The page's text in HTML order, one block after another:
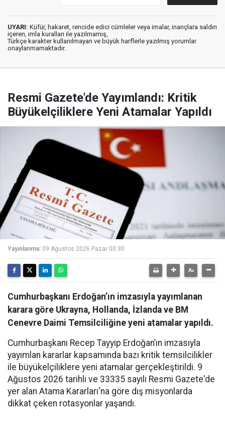
UYARI: Küfür, hakaret, rencide edici cümleler veya imalar, inançlara saldırı
içeren, imla kuralları ile yazılmamış,
Türkçe karakter kullanılmayan ve büyük harflerle yazılmış yorumlar
onaylanmamaktadır.
Resmi Gazete'de Yayımlandı: Kritik
Büyükelçiliklere Yeni Atamalar Yapıldı
Yayınlanma: 09 Ağustos 2026 Pazar 00:30
Cumhurbaşkanı Erdoğan’ın imzasıyla yayımlanan
karara göre Ukrayna, Hollanda, İzlanda ve BM
Cenevre Daimi Temsilciliğine yeni atamalar yapıldı.
Cumhurbaşkanı Recep Tayyip Erdoğan’ın imzasıyla
yayımlan kararlar kapsamında bazı kritik temsilcilikler
ile büyükelçiliklere yeni atamalar gerçekleştirildi. 9
Ağustos 2026 tarihli ve 33335 sayılı Resmi Gazete'de
yer alan Atama Kararları'na göre dış misyonlarda
dikkat çeken rotasyonlar yaşandı.